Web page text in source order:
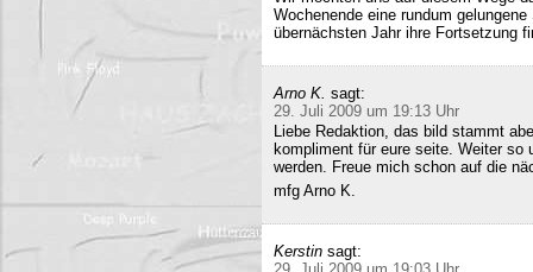
Wochenende eine rundum
übernächsten Jahr ihre Fortsetzung
Arno K. sagt:
29. Juli 2009 um 19:13 Uhr
Liebe Redaktion, das bild stammt
kompliment für eure seite. Weiter so
werden. Freue mich schon auf die
mfg Arno K.
Kerstin sagt: